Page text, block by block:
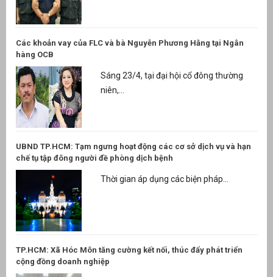
Các khoản vay của FLC và bà Nguyễn Phương Hằng tại Ngân
hàng OCB
Sáng 23/4, tại đại hội cổ đông thường
niên,...
UBND TP.HCM: Tạm ngưng hoạt động các cơ sở dịch vụ và hạn
chế tụ tập đông người đề phòng dịch bệnh
Thời gian áp dụng các biện pháp...
TP.HCM: Xã Hóc Môn tăng cường kết nối, thúc đẩy phát triển
cộng đồng doanh nghiệp